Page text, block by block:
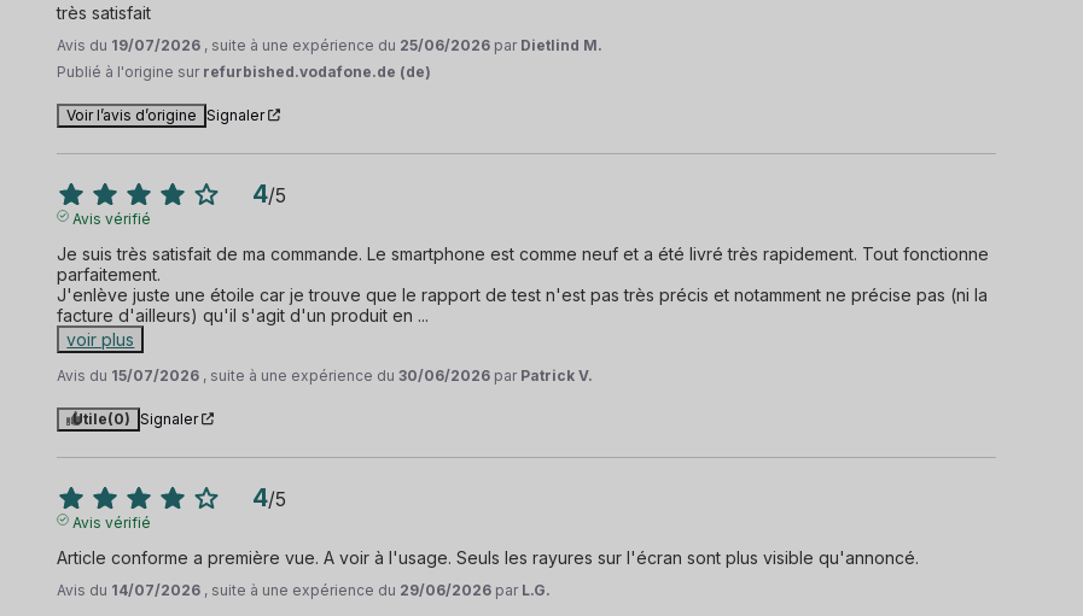
très satisfait
Avis du 19/07/2026 , suite à une expérience du 25/06/2026 par Dietlind M.
Publié à l'origine sur refurbished.vodafone.de (de)
Voir l’avis d’origine Signaler
4/5
Avis vérifié
Je suis très satisfait de ma commande. Le smartphone est comme neuf et a été livré très rapidement. Tout fonctionne
parfaitement.
J'enlève juste une étoile car je trouve que le rapport de test n'est pas très précis et notamment ne précise pas (ni la
facture d'ailleurs) qu'il s'agit d'un produit en ...
voir plus
Avis du 15/07/2026 , suite à une expérience du30/06/2026 par Patrick V.
Utile(0) Signaler
4/5
Avis vérifié
Article conforme a première vue. A voir à l'usage. Seuls les rayures sur l'écran sont plus visible qu'annoncé.
Avis du 14/07/2026 , suite à une expérience du 29/06/2026 par L.G.